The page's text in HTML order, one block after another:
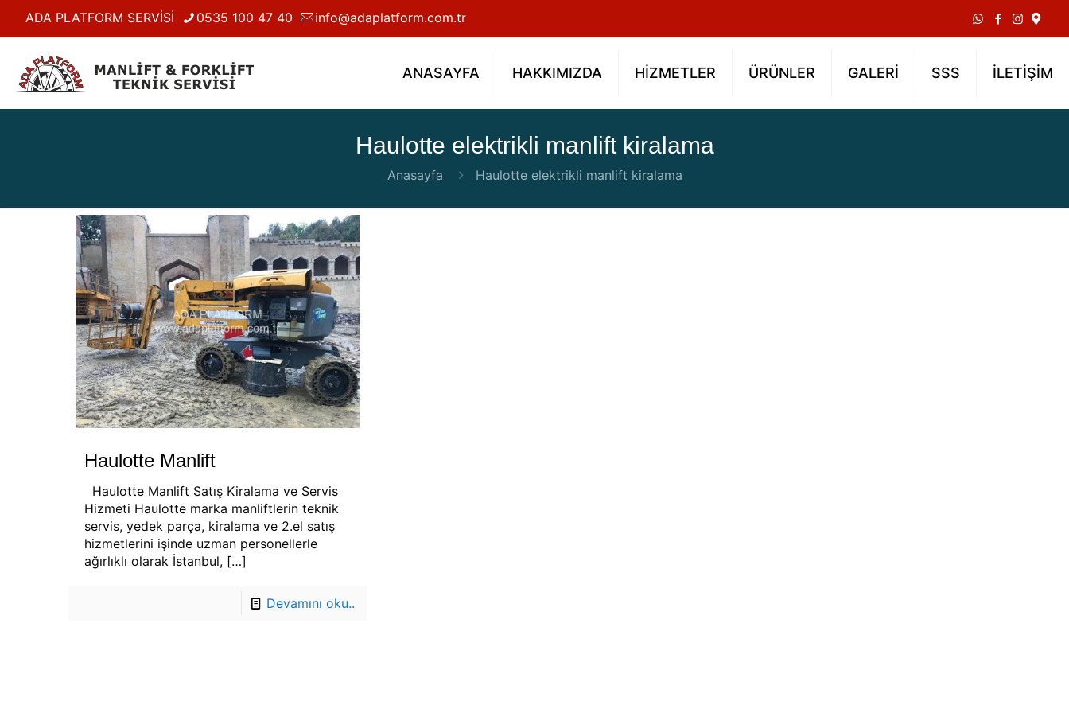
ADA PLATFORM SERVİSİ 0535 100 47 40 info@adaplatform.com.tr
ANASAYFA HAKKIMIZDA HİZMETLER ÜRÜNLER GALERİ SSS İLETİŞİM
Haulotte elektrikli manlift kiralama
Anasayfa Haulotte elektrikli manlift kiralama
Haulotte Manlift
Haulotte Manlift Satış Kiralama ve Servis
Hizmeti Haulotte marka manliftlerin teknik
servis, yedek parça, kiralama ve 2.el satış
hizmetlerini işinde uzman personellerle
ağırlıklı olarak İstanbul,[…]
Devamını oku..